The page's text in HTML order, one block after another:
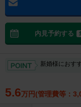
内見予約する
新婚様におす
5.6万円(管理費等：